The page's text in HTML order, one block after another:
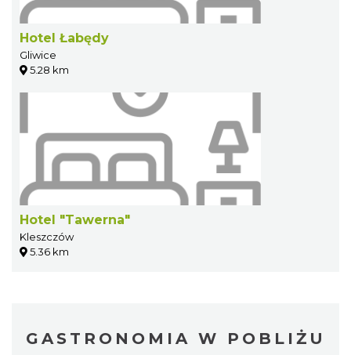
Hotel Łabędy
Gliwice
5.28 km
Hotel "Tawerna"
Kleszczów
5.36 km
GASTRONOMIA W POBLIŻU